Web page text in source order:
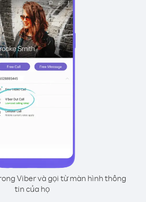
Viber và gọi từ màn hình thông
tin của họ